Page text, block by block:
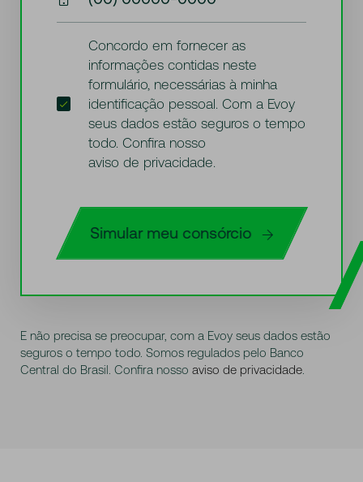
Concordo em fornecer as
informações contidas neste
formulário, necessárias à minha
identificação pessoal. Com a Evoy
seus dados estão seguros o tempo
todo. Confira nosso
aviso de privacidade.
Simular meu consórcio
E não precisa se preocupar, com a Evoy seus dados estão
seguros o tempo todo. Somos regulados pelo Banco
Central do Brasil. Confira nosso aviso de privacidade.